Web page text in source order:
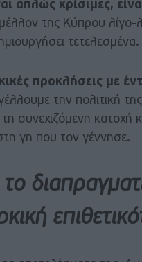
απλώς κρίσιμες,
της Κύπρου λίγο-
τετελεσμένα.
προκλήσεις με
την πολιτική
κατοχή
γη που τον γέννησε.